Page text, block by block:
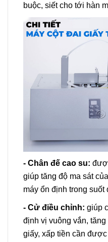
buộc, siết cho tới hàn
- Chân đế cao su:
giúp tăng độ ma sát
máy ổn định trong suốt
- Cử điều chỉnh: giúp
định vị vuông vắn,
giấy, xấp tiền cần